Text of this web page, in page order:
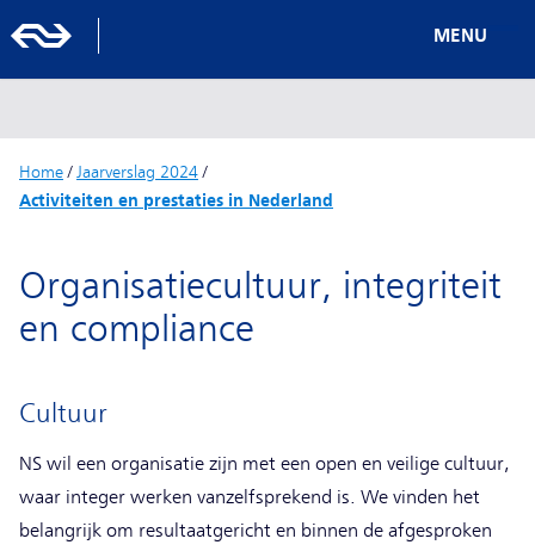
MENU
Home/ Jaarverslag 2024/
Activiteiten en prestaties in Nederland
Organisatiecultuur, integriteit
en compliance
Cultuur
NS wil een organisatie zijn met een open en veilige cultuur,
waar integer werken vanzelfsprekend is. We vinden het
belangrijk om resultaatgericht en binnen de afgesproken